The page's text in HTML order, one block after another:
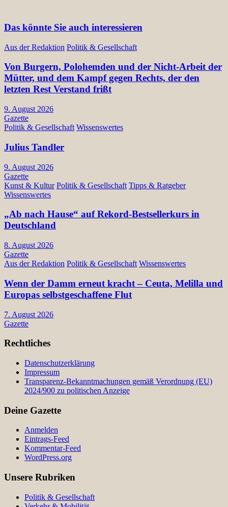
Das könnte Sie auch interessieren
Aus der Redaktion Politik & Gesellschaft
Von Burgern, Polohemden und der Nicht-Arbeit der
Mütter, und dem Kampf gegen Rechts, der den
letzten Rest Verstand frißt
9. August 2026
Gazette
Politik & Gesellschaft Wissenswertes
Julius Tandler
9. August 2026
Gazette
Kunst & Kultur Politik & Gesellschaft Tipps & Ratgeber
Wissenswertes
„Ab nach Hause“ auf Rekord-Bestsellerkurs in
Deutschland
8. August 2026
Gazette
Aus der Redaktion Politik & Gesellschaft Wissenswertes
Wenn der Damm erneut kracht – Ceuta, Melilla und
Europas selbstgeschaffene Flut
7. August 2026
Gazette
Rechtliches
Datenschutzerklärung
Impressum
Transparenz-Bekanntmachungen gemäß Verordnung (EU)
2024/900 zu politischen Anzeige
Deine Gazette
Anmelden
Eintrags-Feed
Kommentar-Feed
WordPress.org
Unsere Rubriken
Politik & Gesellschaft